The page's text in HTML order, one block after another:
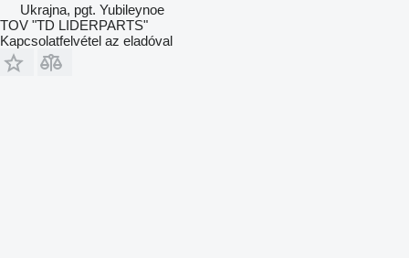
Ukrajna, pgt. Yubileynoe
TOV "TD LIDERPARTS"
Kapcsolatfelvétel az eladóval